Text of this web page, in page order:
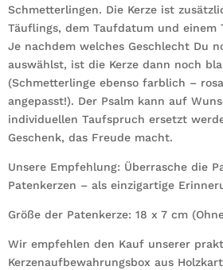
Schmetterlingen. Die Kerze ist
Täuflings, dem Taufdatum und einem
Je nachdem welches Geschlecht Du
auswählst, ist die Kerze dann noch
(Schmetterlinge ebenso farblich –
angepasst!). Der Psalm kann auf
individuellen Taufspruch ersetzt
Geschenk, das Freude macht.
Unsere Empfehlung: Überrasche die
Patenkerzen – als einzigartige
Größe der Patenkerze: 18 x 7 cm
Wir empfehlen den Kauf unserer
Kerzenaufbewahrungsbox aus